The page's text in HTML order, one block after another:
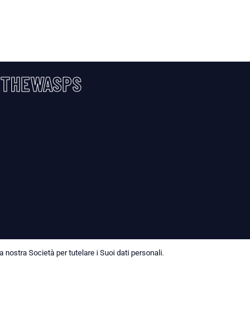
nostra Società per tutelare i Suoi dati personali.